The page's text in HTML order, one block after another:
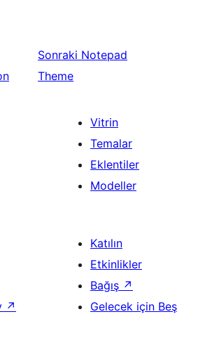
Sonraki Notepad
Theme
Vitrin
Temalar
Eklentiler
Modeller
↗
Katılın
Etkinlikler
Bağış ↗
Gelecek için Beş